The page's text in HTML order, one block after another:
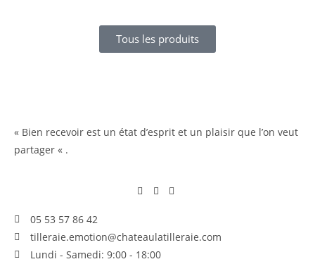
Tous les produits
« Bien recevoir est un état d’esprit et un plaisir que l’on veut
partager « .
05 53 57 86 42
tilleraie.emotion@chateaulatilleraie.com
Lundi - Samedi: 9:00 - 18:00